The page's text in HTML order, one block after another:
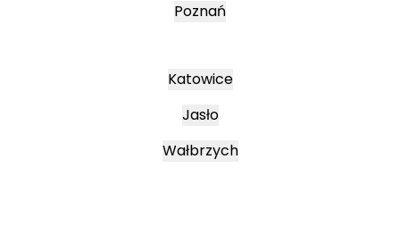
Poznań
Katowice
Jasło
Wałbrzych